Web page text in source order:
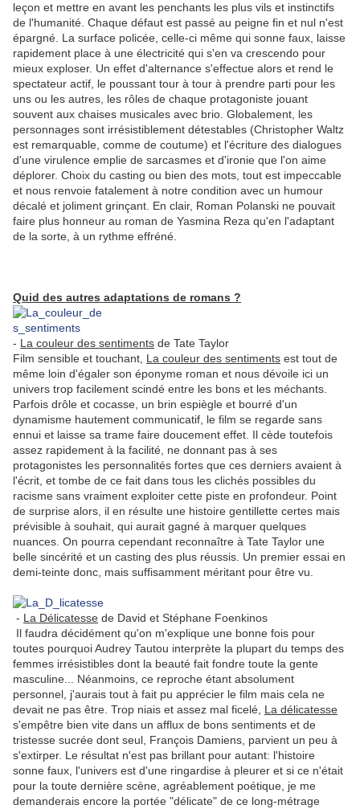
leçon et mettre en avant les penchants les plus vils et instinctifs
de l'humanité. Chaque défaut est passé au peigne fin et nul n'est
épargné. La surface policée, celle-ci même qui sonne faux, laisse
rapidement place à une électricité qui s'en va crescendo pour
mieux exploser. Un effet d'alternance s'effectue alors et rend le
spectateur actif, le poussant tour à tour à prendre parti pour les
uns ou les autres, les rôles de chaque protagoniste jouant
souvent aux chaises musicales avec brio. Globalement, les
personnages sont irrésistiblement détestables (Christopher Waltz
est remarquable, comme de coutume) et l'écriture des dialogues
d'une virulence emplie de sarcasmes et d'ironie que l'on aime
déplorer. Choix du casting ou bien des mots, tout est impeccable
et nous renvoie fatalement à notre condition avec un humour
décalé et joliment grinçant. En clair, Roman Polanski ne pouvait
faire plus honneur au roman de Yasmina Reza qu'en l'adaptant
de la sorte, à un rythme effréné.
Quid des autres adaptations de romans ?
- La couleur des sentiments de Tate Taylor
Film sensible et touchant, La couleur des sentiments est tout de
même loin d'égaler son éponyme roman et nous dévoile ici un
univers trop facilement scindé entre les bons et les méchants.
Parfois drôle et cocasse, un brin espiègle et bourré d'un
dynamisme hautement communicatif, le film se regarde sans
ennui et laisse sa trame faire doucement effet. Il cède toutefois
assez rapidement à la facilité, ne donnant pas à ses
protagonistes les personnalités fortes que ces derniers avaient à
l'écrit, et tombe de ce fait dans tous les clichés possibles du
racisme sans vraiment exploiter cette piste en profondeur. Point
de surprise alors, il en résulte une histoire gentillette certes mais
prévisible à souhait, qui aurait gagné à marquer quelques
nuances. On pourra cependant reconnaître à Tate Taylor une
belle sincérité et un casting des plus réussis. Un premier essai en
demi-teinte donc, mais suffisamment méritant pour être vu.
- La Délicatesse de David et Stéphane Foenkinos
Il faudra décidément qu'on m'explique une bonne fois pour
toutes pourquoi Audrey Tautou interprète la plupart du temps des
femmes irrésistibles dont la beauté fait fondre toute la gente
masculine... Néanmoins, ce reproche étant absolument
personnel, j'aurais tout à fait pu apprécier le film mais cela ne
devait ne pas être. Trop niais et assez mal ficelé, La délicatesse
s'empêtre bien vite dans un afflux de bons sentiments et de
tristesse sucrée dont seul, François Damiens, parvient un peu à
s'extirper. Le résultat n'est pas brillant pour autant: l'histoire
sonne faux, l'univers est d'une ringardise à pleurer et si ce n'était
pour la toute dernière scène, agréablement poétique, je me
demanderais encore la portée "délicate" de ce long-métrage